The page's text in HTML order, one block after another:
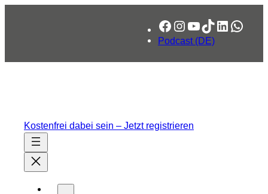
Facebook
Instagram
YouTube
TikTok
LinkedIn
Podcast (DE)
Kostenfrei dabei sein – Jetzt registrieren